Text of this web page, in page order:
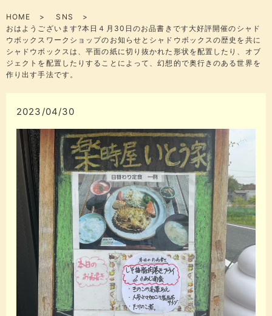
HOME
SNS
おはようございます?本日４月30日のお品書きです大好評開催のシャド
ウボックスワークショップのお知らせとシャドウボックスの歴史を共に
シャドウボックスは、平面の紙に切り抜かれた形状を配置したり、オブ
ジェクトを配置したりすることによって、幻想的で奥行きのある世界を
作り出す手法です。
2023/04/30